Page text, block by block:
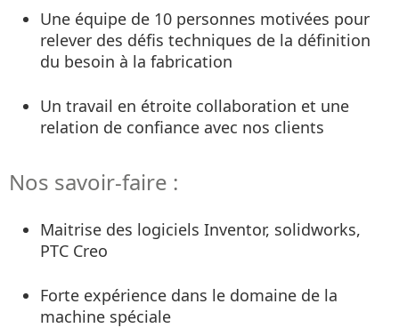
Une équipe de 10 personnes motivées pour
relever des défis techniques de la définition
du besoin à la fabrication
Un travail en étroite collaboration et une
relation de confiance avec nos clients
Nos savoir-faire :
Maitrise des logiciels Inventor, solidworks,
PTC Creo
Forte expérience dans le domaine de la
machine spéciale